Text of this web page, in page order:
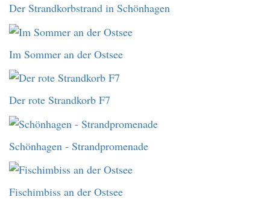
Der Strandkorbstrand in Schönhagen
Im Sommer an der Ostsee
Der rote Strandkorb F7
Schönhagen - Strandpromenade
Fischimbiss an der Ostsee